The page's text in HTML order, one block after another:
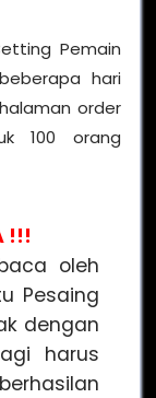
Pemain
hari
order
100 orang
!!!
oleh
Pesaing
dengan
harus